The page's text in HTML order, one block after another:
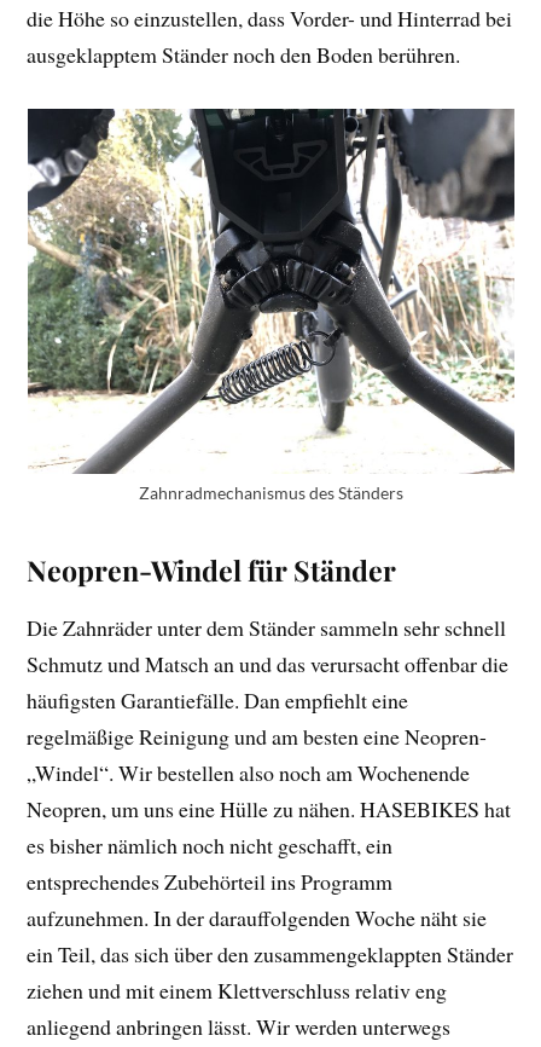
die Höhe so einzustellen, dass Vorder- und Hinterrad bei
ausgeklapptem Ständer noch den Boden berühren.
Zahnradmechanismus des Ständers
Neopren-Windel für Ständer
Die Zahnräder unter dem Ständer sammeln sehr schnell
Schmutz und Matsch an und das verursacht offenbar die
häufigsten Garantiefälle. Dan empfiehlt eine
regelmäßige Reinigung und am besten eine Neopren-
„Windel“. Wir bestellen also noch am Wochenende
Neopren, um uns eine Hülle zu nähen. HASEBIKES hat
es bisher nämlich noch nicht geschafft, ein
entsprechendes Zubehörteil ins Programm
aufzunehmen. In der darauffolgenden Woche näht sie
ein Teil, das sich über den zusammengeklappten Ständer
ziehen und mit einem Klettverschluss relativ eng
anliegend anbringen lässt. Wir werden unterwegs